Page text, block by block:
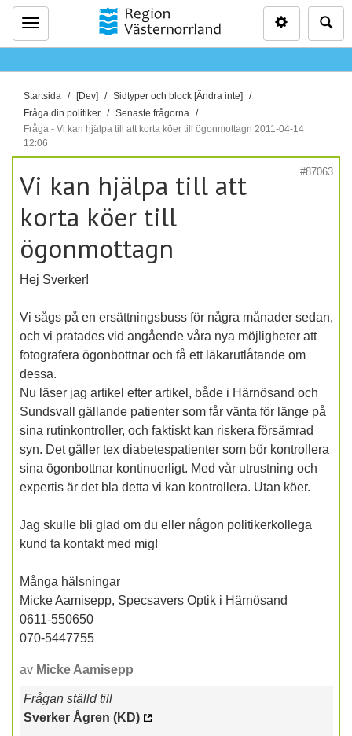
Meny
D
u
ä
r
h
ä
r
:
Startsida [Dev]
Sidtyper och block [Ändra inte]
Fråga din politiker
Senaste frågorna
Fråga - Vi kan hjälpa till att korta köer till ögonmottagn 2011-04-14
12:06
#87063
Vi kan hjälpa till att
korta köer till
ögonmottagn
Hej Sverker!
Vi sågs på en ersättningsbuss för några månader sedan,
och vi pratades vid angående våra nya möjligheter att
fotografera ögonbottnar och få ett läkarutlåtande om
dessa.
Nu läser jag artikel efter artikel, både i Härnösand och
Sundsvall gällande patienter som får vänta för länge på
sina rutinkontroller, och faktiskt kan riskera försämrad
syn. Det gäller tex diabetespatienter som bör kontrollera
sina ögonbottnar kontinuerligt. Med vår utrustning och
expertis är det bla detta vi kan kontrollera. Utan köer.
Jag skulle bli glad om du eller någon politikerkollega
kund ta kontakt med mig!
Många hälsningar
Micke Aamisepp, Specsavers Optik i Härnösand
0611-550650
070-5447755
av Micke Aamisepp
Frågan ställd till
Sverker Ågren (KD)